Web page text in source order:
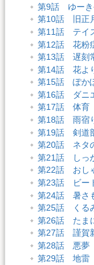
第9話 ゆーき
第10話 旧正
第11話 テイ
第12話 花粉
第13話 遅刻
第14話 花よ
第15話 ぽか
第16話 ダニ
第17話 体育
第18話 雨宿
第19話 剣道
第20話 ネタ
第21話 しっ
第22話 おし
第23話 ビー
第24話 暑さ
第25話 くる
第26話 たま
第27話 謹賀
第28話 悪夢
第29話 地雷